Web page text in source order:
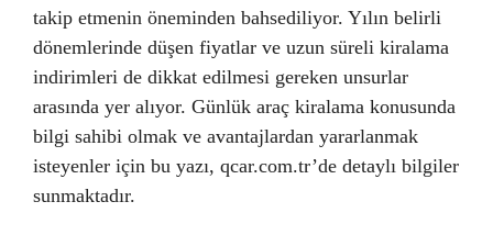
takip etmenin öneminden bahsediliyor. Yılın belirli
dönemlerinde düşen fiyatlar ve uzun süreli kiralama
indirimleri de dikkat edilmesi gereken unsurlar
arasında yer alıyor. Günlük araç kiralama konusunda
bilgi sahibi olmak ve avantajlardan yararlanmak
isteyenler için bu yazı, qcar.com.tr’de detaylı bilgiler
sunmaktadır.